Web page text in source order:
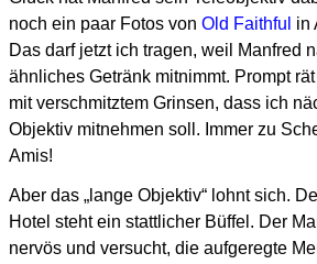
noch ein paar Fotos von Old Faithful in
Das darf jetzt ich tragen, weil Manfred
ähnliches Getränk mitnimmt. Prompt
mit verschmitztem Grinsen, dass ich
Objektiv mitnehmen soll. Immer zu
Amis!
Aber das „lange Objektiv“ lohnt sich.
Hotel steht ein stattlicher Büffel. Der
nervös und versucht, die aufgeregte